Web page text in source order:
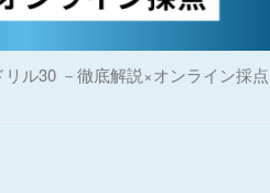
リル30 －徹底解説×オンライン採点